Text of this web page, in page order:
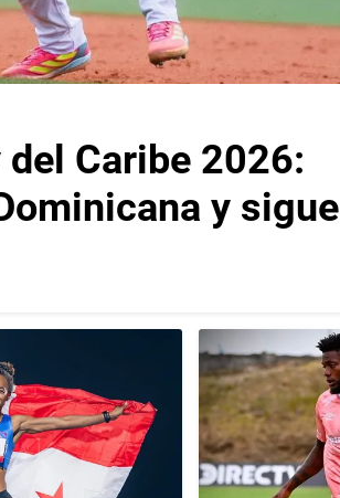
Caribe 2026:
y sigue